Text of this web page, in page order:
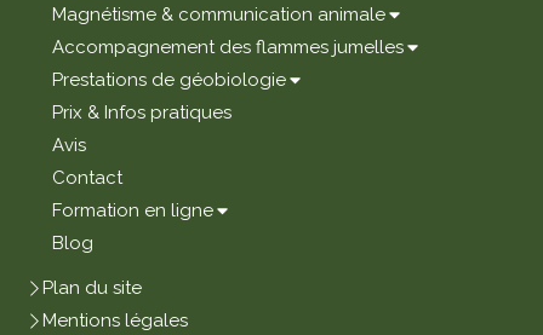
Magnétisme & communication animale
Accompagnement des flammes jumelles
Prestations de géobiologie
Prix & Infos pratiques
Avis
Contact
Formation en ligne
Blog
Plan du site
Mentions légales